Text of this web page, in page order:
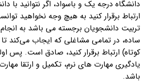
دانشگاه درجه یک و باسواد، اگر نتوانید با
ارتباط برقرار کنید به هیچ وجه نخواهید
تربیت دانشجویان برجسته می باشد به
ساده، در تمامی مشاغلی که ایجاب می‌کند تا
کوتاه) ارتباط برقرار کنید، صادق است. پس
یادگیری مهارت های نرم، تکمیل و ارتقا
باشد.